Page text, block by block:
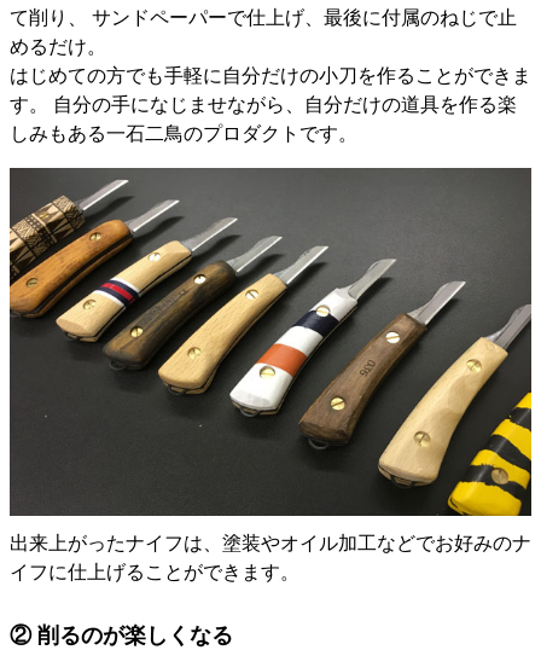
て削り、 サンドペーパーで仕上げ、最後に付属のねじで止
めるだけ。
はじめての方でも手軽に自分だけの小刀を作ることができま
す。 自分の手になじませながら、自分だけの道具を作る楽
しみもある一石二鳥のプロダクトです。
出来上がったナイフは、塗装やオイル加工などでお好みのナ
イフに仕上げることができます。
② 削るのが楽しくなる